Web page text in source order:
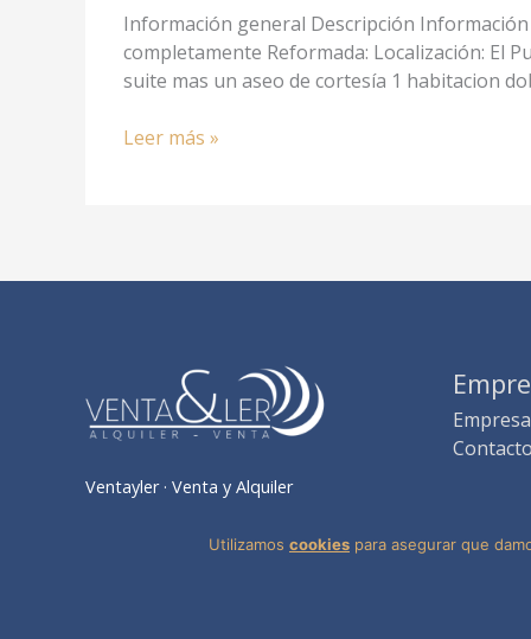
Información general Descripción
completamente Reformada: Localización: El
suite mas un aseo de cortesía 1 habitacion
Leer más »
Ventayler · Venta y Alquiler
Empresa
Contacto
Utilizamos cookies para asegurar que